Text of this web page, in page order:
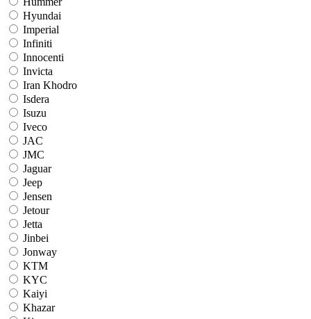
Hyundai
Imperial
Infiniti
Innocenti
Invicta
Iran Khodro
Isdera
Isuzu
Iveco
JAC
JMC
Jaguar
Jeep
Jensen
Jetour
Jetta
Jinbei
Jonway
KTM
KYC
Kaiyi
Khazar